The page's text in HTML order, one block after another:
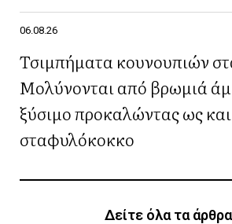
06.08.26
Τσιμπήματα κουνουπιών
Μολύνονται από βρωμιά
ξύσιμο προκαλώντας ως και
σταφυλόκοκκο
Δείτε όλα τα άρθρα